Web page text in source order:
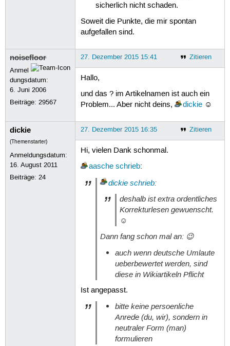
sicherlich nicht schaden.
Soweit die Punkte, die mir spontan
aufgefallen sind.
noisefloor
Anmel
dungsdatum:
6. Juni 2006
Beiträge:29567
Zitieren
27. Dezember 2015 15:41
Hallo,
und das ? im Artikelnamen ist auch ein
Problem... Aber nicht deins,
dickie☺
dickie
(Themenstarter)
Anmeldungsdatum:
16. August 2011
Beiträge:24
Zitieren
27. Dezember 2015 16:35
Hi, vielen Dank schonmal.
aasche schrieb:
dickie schrieb:
deshalb ist extra ordentliches
Korrekturlesen gewuenscht.
☺
Dann fang schon mal an: 😉
auch wenn deutsche Umlaute
ueberbewertet werden, sind
diese in Wikiartikeln Pflicht
Ist angepasst.
bitte keine persoenliche
Anrede (du, wir), sondern in
neutraler Form (man)
formulieren